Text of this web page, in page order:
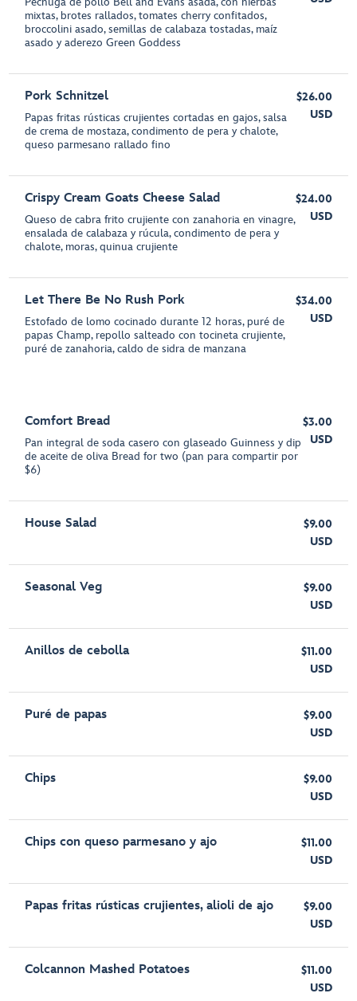
mixtas, brotes rallados, tomates cherry confitados,
broccolini asado, semillas de calabaza tostadas, maíz
asado y aderezo Green Goddess
Pork Schnitzel
Papas fritas rústicas crujientes cortadas en gajos, salsa
de crema de mostaza, condimento de pera y chalote,
queso parmesano rallado fino
$26.00
USD
Crispy Cream Goats Cheese Salad
Queso de cabra frito crujiente con zanahoria en vinagre,
ensalada de calabaza y rúcula, condimento de pera y
chalote, moras, quinua crujiente
$24.00
USD
Let There Be No Rush Pork
Estofado de lomo cocinado durante 12 horas, puré de
papas Champ, repollo salteado con tocineta crujiente,
puré de zanahoria, caldo de sidra de manzana
$34.00
USD
Comfort Bread
Pan integral de soda casero con glaseado Guinness y dip
de aceite de oliva Bread for two (pan para compartir por
$6)
$3.00
USD
House Salad
$9.00
USD
Seasonal Veg
$9.00
USD
Anillos de cebolla
$11.00
USD
Puré de papas
$9.00
USD
Chips
$9.00
USD
Chips con queso parmesano y ajo
$11.00
USD
Papas fritas rústicas crujientes, alioli de ajo
$9.00
USD
Colcannon Mashed Potatoes
$11.00
USD